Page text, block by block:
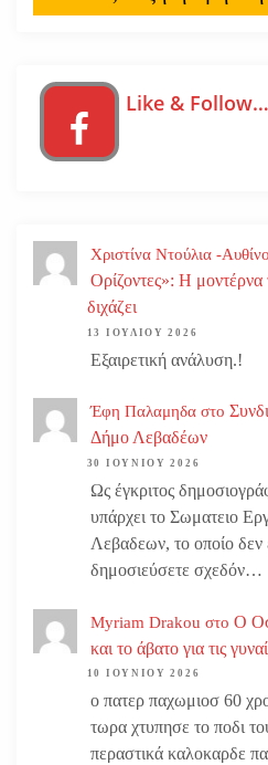
Like & Follow…
Χριστίνα Ντούλια -
Ορίζοντες»: Η μοντέρνα
διχάζει
13 ΙΟΥΛΊΟΥ 2026
Εξαιρετική ανάλυση.!
Έφη Παλαμηδα στο
Δήμο Λεβαδέων
30 ΙΟΥΝΊΟΥ 2026
Ως έγκριτος
υπάρχει το Σωματειο
Λεβαδεων, το οποίο δεν
δημοσιεύσετε σχεδόν…
Myriam Drakou στο Ο
και το άβατο για τις
10 ΙΟΥΝΊΟΥ 2026
ο πατερ παχωμιοσ 60
τωρα χτυπησε το ποδι
περαστικά καλοκαρδε